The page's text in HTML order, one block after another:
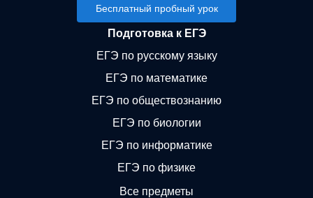
Бесплатный пробный урок
Подготовка к ЕГЭ
ЕГЭ по русскому языку
ЕГЭ по математике
ЕГЭ по обществознанию
ЕГЭ по биологии
ЕГЭ по информатике
ЕГЭ по физике
Все предметы